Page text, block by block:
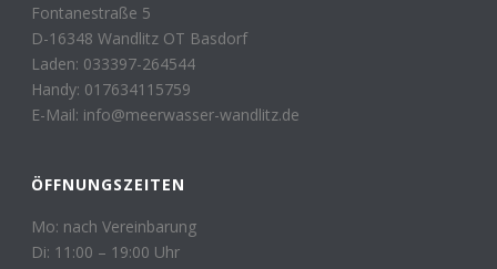
Fontanestraße 5
D-16348 Wandlitz OT Basdorf
Laden: 033397-264544
Handy: 017634115759
E-Mail: info@meerwasser-wandlitz.de
ÖFFNUNGSZEITEN
Mo: nach Vereinbarung
Di: 11:00 – 19:00 Uhr